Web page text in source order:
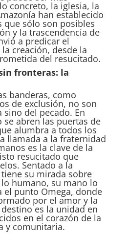
concreto, la iglesia, la
han establecido
que sólo son posibles
y la trascendencia de
a predicar el
creación, desde la
del resucitado.
fronteras: la
banderas, como
de exclusión, no son
del pecado. En
se abren las puertas de
alumbra a todos los
llamada a la fraternidad
es la clave de la
resucitado que
Sentado a la
su mirada sobre
humano, su mano lo
el punto Omega, donde
por el amor y la
es la unidad en
en el corazón de la
y comunitaria.